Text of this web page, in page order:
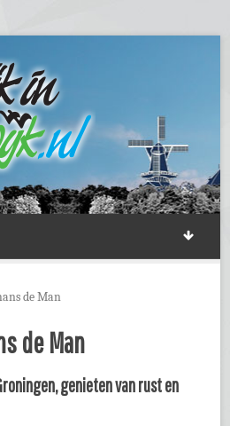
de Man
de Man
genieten van rust en